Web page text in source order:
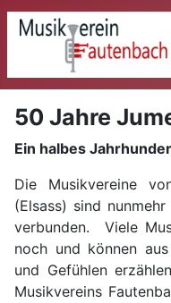
50 Jahre
Ein halbes
Die Musikvereine
(Elsass) sind
verbunden. Viele
noch und können
und Gefühlen
Musikvereins